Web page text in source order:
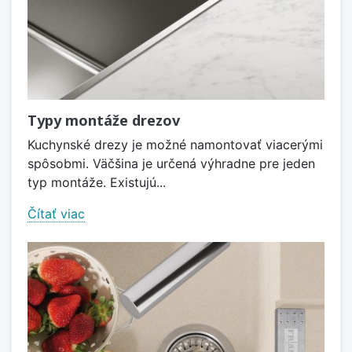
Typy montáže drezov
Kuchynské drezy je možné namontovať viacerými
spôsobmi. Väčšina je určená výhradne pre jeden
typ montáže. Existujú...
Čítať viac